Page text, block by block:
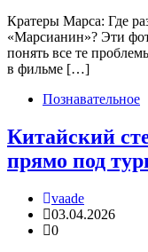
Кратеры Марса: Где
«Марсианин»? Эти
понять все те
в фильме […]
Познавательное
Китайский
прямо под
vaade
03.04.2026
0